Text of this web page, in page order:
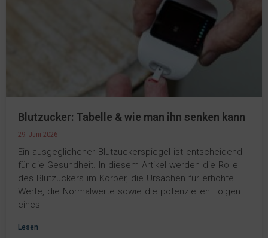
Blutzucker: Tabelle & wie man ihn senken kann
29. Juni 2026
Ein ausgeglichener Blutzuckerspiegel ist entscheidend
für die Gesundheit. In diesem Artikel werden die Rolle
des Blutzuckers im Körper, die Ursachen für erhöhte
Werte, die Normalwerte sowie die potenziellen Folgen
eines
Lesen